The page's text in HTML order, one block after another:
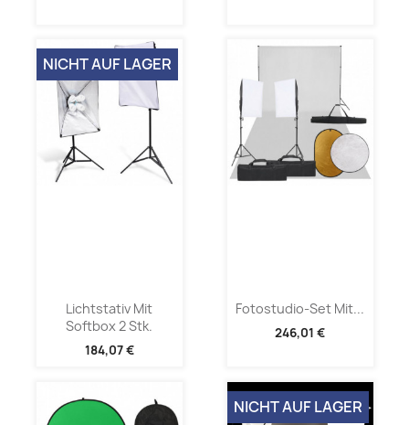
Lichtstativ Mit
Softbox 2 Stk.
184,07 €
NICHT AUF LAGER
Fotostudio-Set Mit...
246,01 €
NICHT AUF LAGER